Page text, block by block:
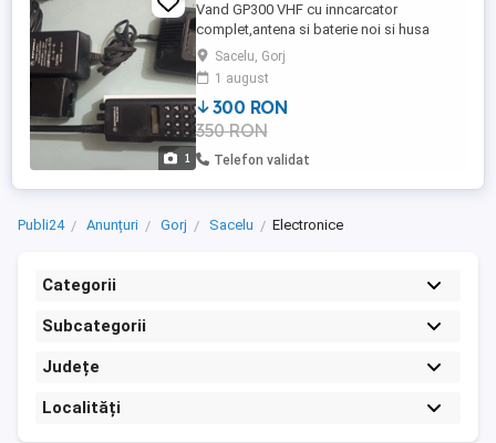
1
Vand GP300 VHF cu inncarcator
complet,antena si baterie noi si husa
compatibila noua.
Sacelu, Gorj
1 august
300 RON
350 RON
Telefon validat
Publi24 Anunțuri Gorj Sacelu Electronice
Categorii
Subcategorii
Județe
Localități